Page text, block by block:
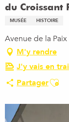
du Croissant
MUSÉE HISTOIRE
Avenue de la
M'y rendre
J'y vais en
Partager